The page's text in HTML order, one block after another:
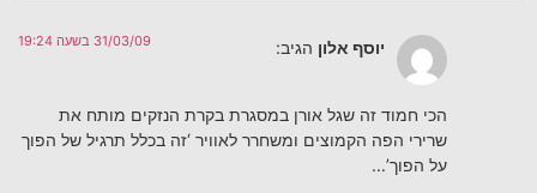
יוסף אלון הגיב: 31/03/09 בשעה 19:24
הכי חמוד זה שגל אורן במסגרת בקרת הנזקים מותח את
שרירי הפה הקמוצים ומשחרר לאוויר ‘זה בכלל תרגיל של הפוך
על הפוך’…